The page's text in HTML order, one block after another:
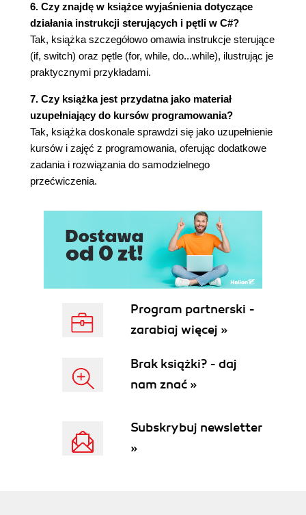
6. Czy znajdę w książce wyjaśnienia dotyczące
działania instrukcji sterujących i pętli w C#?
Tak, książka szczegółowo omawia instrukcje sterujące
(if, switch) oraz pętle (for, while, do...while), ilustrując je
praktycznymi przykładami.
7. Czy książka jest przydatna jako materiał
uzupełniający do kursów programowania?
Tak, książka doskonale sprawdzi się jako uzupełnienie
kursów i zajęć z programowania, oferując dodatkowe
zadania i rozwiązania do samodzielnego
przećwiczenia.
Program partnerski -
zarabiaj więcej »
Brak książki? - daj
nam znać »
Subskrybuj newsletter
»